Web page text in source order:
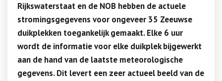
Rijkswaterstaat en de NOB hebben de actuele
stromingsgegevens voor ongeveer 35 Zeeuwse
duikplekken toegankelijk gemaakt. Elke 6 uur
wordt de informatie voor elke duikplek bijgewerkt
aan de hand van de laatste meteorologische
gegevens. Dit levert een zeer actueel beeld van de